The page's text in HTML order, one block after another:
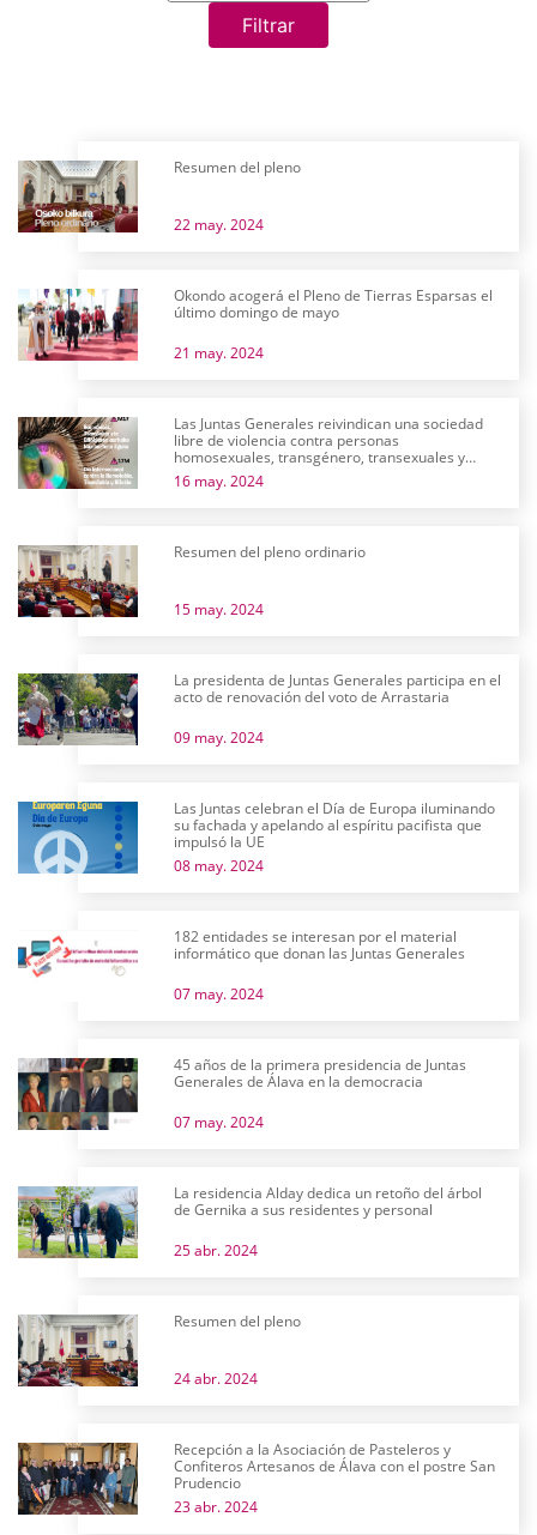
Filtrar
Resumen del pleno
22 may. 2024
Okondo acogerá el Pleno de Tierras Esparsas el
último domingo de mayo
21 may. 2024
Las Juntas Generales reivindican una sociedad
libre de violencia contra personas
homosexuales, transgénero, transexuales y
bisexuales
16 may. 2024
Resumen del pleno ordinario
15 may. 2024
La presidenta de Juntas Generales participa en el
acto de renovación del voto de Arrastaria
09 may. 2024
Las Juntas celebran el Día de Europa iluminando
su fachada y apelando al espíritu pacifista que
impulsó la UE
08 may. 2024
182 entidades se interesan por el material
informático que donan las Juntas Generales
07 may. 2024
45 años de la primera presidencia de Juntas
Generales de Álava en la democracia
07 may. 2024
La residencia Alday dedica un retoño del árbol
de Gernika a sus residentes y personal
25 abr. 2024
Resumen del pleno
24 abr. 2024
Recepción a la Asociación de Pasteleros y
Confiteros Artesanos de Álava con el postre San
Prudencio
23 abr. 2024